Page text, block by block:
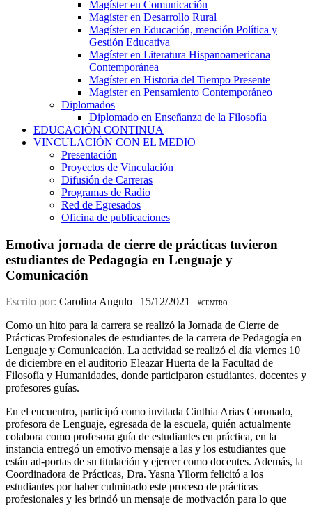
Magíster en Comunicación
Magíster en Desarrollo Rural
Magíster en Educación, mención Política y
Gestión Educativa
Magíster en Literatura Hispanoamericana
Contemporánea
Magíster en Historia del Tiempo Presente
Magíster en Pensamiento Contemporáneo
Diplomados
Diplomado en Enseñanza de la Filosofía
EDUCACIÓN CONTINUA
VINCULACIÓN CON EL MEDIO
Presentación
Proyectos de Vinculación
Difusión de Carreras
Programas de Radio
Red de Egresados
Oficina de publicaciones
Emotiva jornada de cierre de prácticas tuvieron
estudiantes de Pedagogía en Lenguaje y
Comunicación
Escrito por: Carolina Angulo | 15/12/2021 | #CENTRO
Como un hito para la carrera se realizó la Jornada de Cierre de
Prácticas Profesionales de estudiantes de la carrera de Pedagogía en
Lenguaje y Comunicación. La actividad se realizó el día viernes 10
de diciembre en el auditorio Eleazar Huerta de la Facultad de
Filosofía y Humanidades, donde participaron estudiantes, docentes y
profesores guías.
En el encuentro, participó como invitada Cinthia Arias Coronado,
profesora de Lenguaje, egresada de la escuela, quién actualmente
colabora como profesora guía de estudiantes en práctica, en la
instancia entregó un emotivo mensaje a las y los estudiantes que
están ad-portas de su titulación y ejercer como docentes. Además, la
Coordinadora de Prácticas, Dra. Yasna Yilorm felicitó a los
estudiantes por haber culminado este proceso de prácticas
profesionales y les brindó un mensaje de motivación para lo que